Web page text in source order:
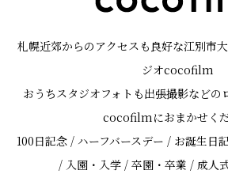
札幌近郊からのアクセスも良好な江別市
ジオcocofilm
おうちスタジオフォトも出張撮影などの
cocofilmにおまかせく
100日記念 / ハーフバースデー / お誕生日
/ 入園・入学 / 卒園・卒業 / 成人